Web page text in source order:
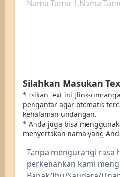
Silahkan Masukan
* Isikan text ini [link-
pengantar agar otomatis
kehalaman undangan.
* Anda juga bisa
menyertakan nama yang